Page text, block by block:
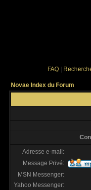
FAQ
Novae Index du Forum
Adresse e-mail:
Message Privé:
MSN Messenger:
Yahoo Messenger: